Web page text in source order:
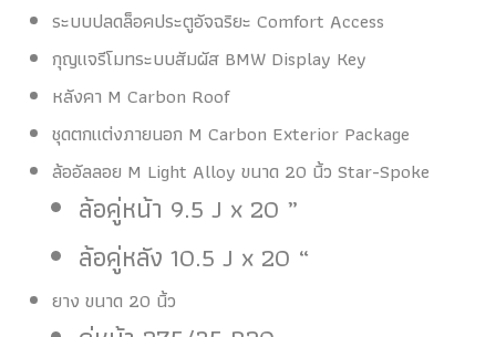
ระบบปลดล็อคประตูอัจฉริยะ Comfort Access
กุญแจรีโมทระบบสัมผัส BMW Display Key
หลังคา M Carbon Roof
ชุดตกแต่งภายนอก M Carbon Exterior Package
ล้ออัลลอย M Light Alloy ขนาด 20 นิ้ว Star-Spoke
ล้อคู่หน้า 9.5 J x 20 ”
ล้อคู่หลัง 10.5 J x 20 “
ยาง ขนาด 20 นิ้ว